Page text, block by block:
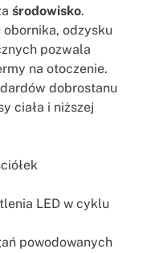
środowisko.
odzysku
pozwala
na otoczenie.
dobrostanu
ciała i niższej
LED w cyklu
powodowanych